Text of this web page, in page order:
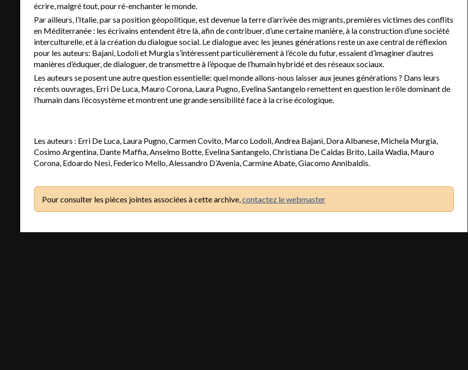
écrire, malgré tout, pour ré-enchanter le monde.
Par ailleurs, l’Italie, par sa position géopolitique, est devenue la terre d’arrivée des migrants, premières victimes des conflits
en Méditerranée : les écrivains entendent être là, afin de contribuer, d’une certaine manière, à la construction d’une société
interculturelle, et à la création du dialogue social. Le dialogue avec les jeunes générations reste un axe central de réflexion
pour les auteurs: Bajani, Lodoli et Murgia s’intéressent particulièrement à l’école du futur, essaient d’imaginer d’autres
manières d’éduquer, de dialoguer, de transmettre à l’époque de l’humain hybridé et des réseaux sociaux.
Les auteurs se posent une autre question essentielle: quel monde allons-nous laisser aux jeunes générations ? Dans leurs
récents ouvrages, Erri De Luca, Mauro Corona, Laura Pugno, Evelina Santangelo remettent en question le rôle dominant de
l’humain dans l’écosystème et montrent une grande sensibilité face à la crise écologique.
Les auteurs : Erri De Luca, Laura Pugno, Carmen Covito, Marco Lodoli, Andrea Bajani, Dora Albanese, Michela Murgia,
Cosimo Argentina, Dante Maffia, Anselmo Botte, Evelina Santangelo, Christiana De Caldas Brito, Laila Wadia, Mauro
Corona, Edoardo Nesi, Federico Mello, Alessandro D’Avenia, Carmine Abate, Giacomo Annibaldis.
Pour consulter les pièces jointes associées à cette archive, contactez le webmaster